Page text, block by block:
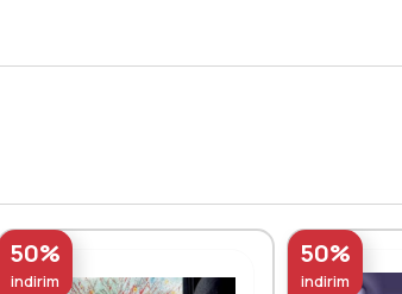
50%
indirim
50%
indirim